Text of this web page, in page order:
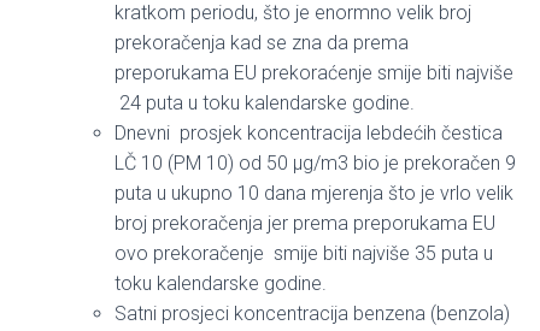
kratkom periodu, što je enormno velik broj
prekoračenja kad se zna da prema
preporukama EU prekoraćenje smije biti najviše
24 puta u toku kalendarske godine.
Dnevni prosjek koncentracija lebdećih čestica
LČ 10 (PM 10) od 50 μg/m3 bio je prekoračen 9
puta u ukupno 10 dana mjerenja što je vrlo velik
broj prekoračenja jer prema preporukama EU
ovo prekoračenje smije biti najviše 35 puta u
toku kalendarske godine.
Satni prosjeci koncentracija benzena (benzola)